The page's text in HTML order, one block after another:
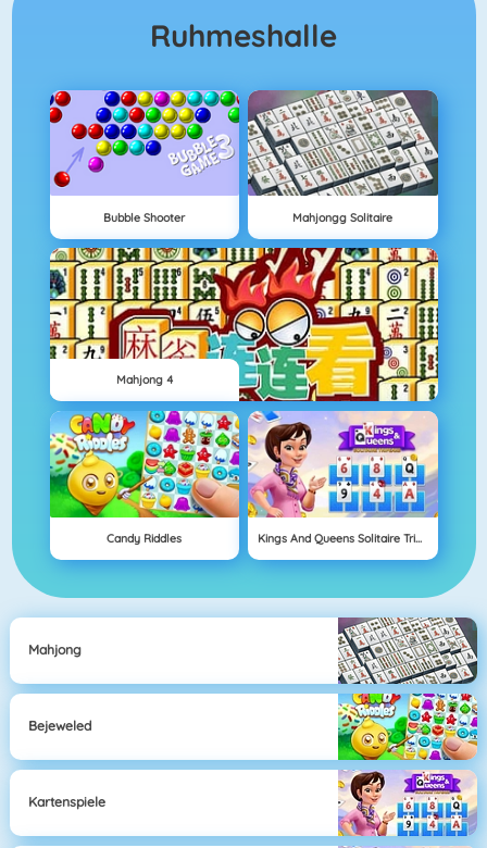
Ruhmeshalle
Bubble Shooter Mahjongg Solitaire
Mahjong 4
Candy Riddles Kings And Queens Solitaire Tripeaks
Mahjong
Bejeweled
Kartenspiele